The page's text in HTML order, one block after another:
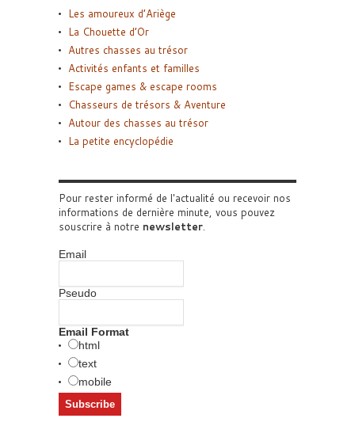
Les amoureux d’Ariège
La Chouette d’Or
Autres chasses au trésor
Activités enfants et familles
Escape games & escape rooms
Chasseurs de trésors & Aventure
Autour des chasses au trésor
La petite encyclopédie
Pour rester informé de l'actualité ou recevoir nos
informations de dernière minute, vous pouvez
souscrire à notre newsletter.
Email
Pseudo
Email Format
html
text
mobile